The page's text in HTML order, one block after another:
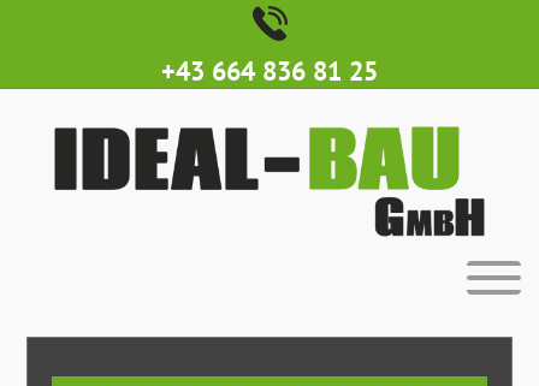
+43 664 836 81 25